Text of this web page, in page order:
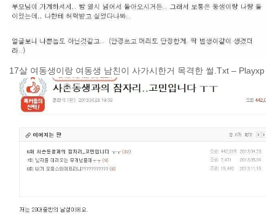
17살 여동생이랑 여동생 남친이 사가시한거 목격한 썰.Txt – Playxp